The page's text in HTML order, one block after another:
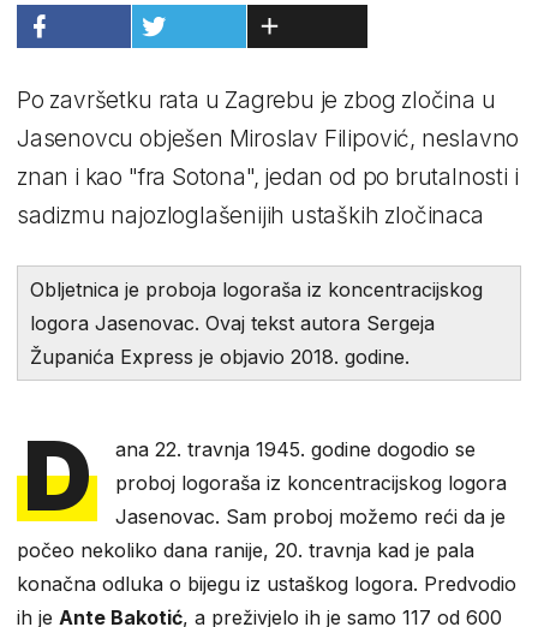
Po završetku rata u Zagrebu je zbog zločina u
Jasenovcu obješen Miroslav Filipović, neslavno
znan i kao "fra Sotona", jedan od po brutalnosti i
sadizmu najozloglašenijih ustaških zločinaca
Obljetnica je proboja logoraša iz koncentracijskog
logora Jasenovac. Ovaj tekst autora Sergeja
Županića Express je objavio 2018. godine.
D
ana 22. travnja 1945. godine dogodio se
proboj logoraša iz koncentracijskog logora
Jasenovac. Sam proboj možemo reći da je
počeo nekoliko dana ranije, 20. travnja kad je pala
konačna odluka o bijegu iz ustaškog logora. Predvodio
ih je Ante Bakotić, a preživjelo ih je samo 117 od 600